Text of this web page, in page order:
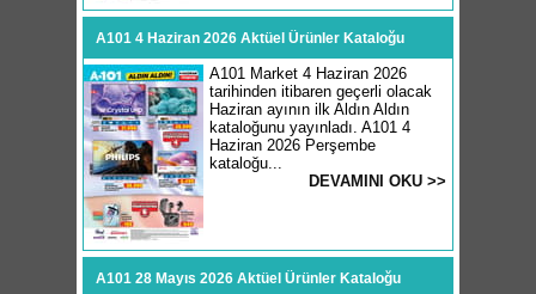
A101 4 Haziran 2026 Aktüel Ürünler Kataloğu
A101 Market 4 Haziran 2026
tarihinden itibaren geçerli olacak
Haziran ayının ilk Aldın Aldın
kataloğunu yayınladı. A101 4
Haziran 2026 Perşembe
kataloğu...
DEVAMINI OKU >>
A101 28 Mayıs 2026 Aktüel Ürünler Kataloğu